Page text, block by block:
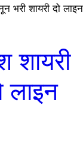
शायरी दो लाइन
लाइन